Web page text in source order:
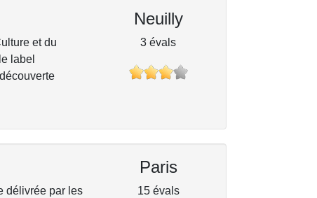
et du
label
Neuilly
3 évals
délivrée par les
Paris
15 évals